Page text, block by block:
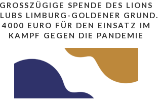
GROSSZÜGIGE SPENDE DES LIONS C
LIMBURG-GOLDENER GRUND. 4
000 EURO FÜR DEN EINSATZ IM K
AMPF GEGEN DIE PANDEMIE